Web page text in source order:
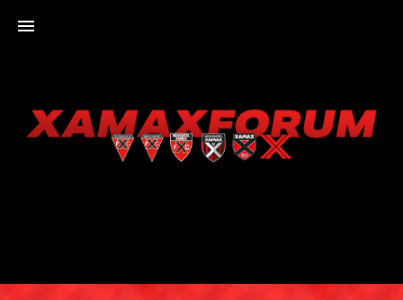
XAMAXFORUM